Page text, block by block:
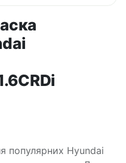
популярних Hyundai